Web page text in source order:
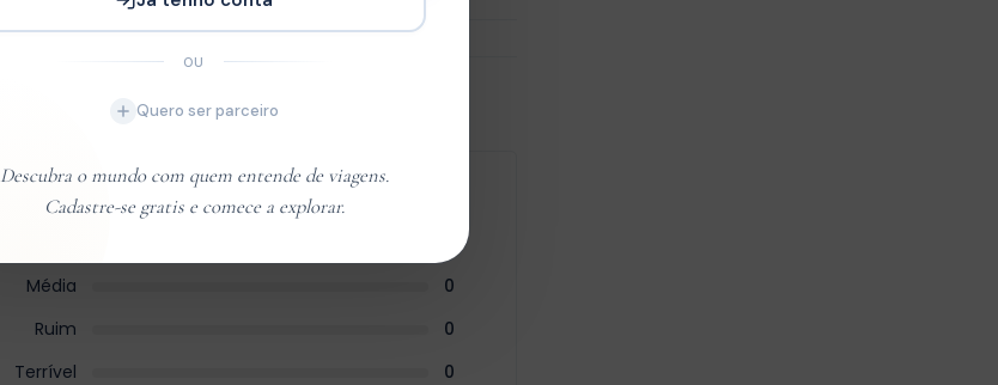
Excelente
Média
0
Ruim
0
Terrível
0
OU
Quero ser parceiro
Descubra o mundo com quem entende de viagens.
Cadastre-se gratis e comece a explorar.